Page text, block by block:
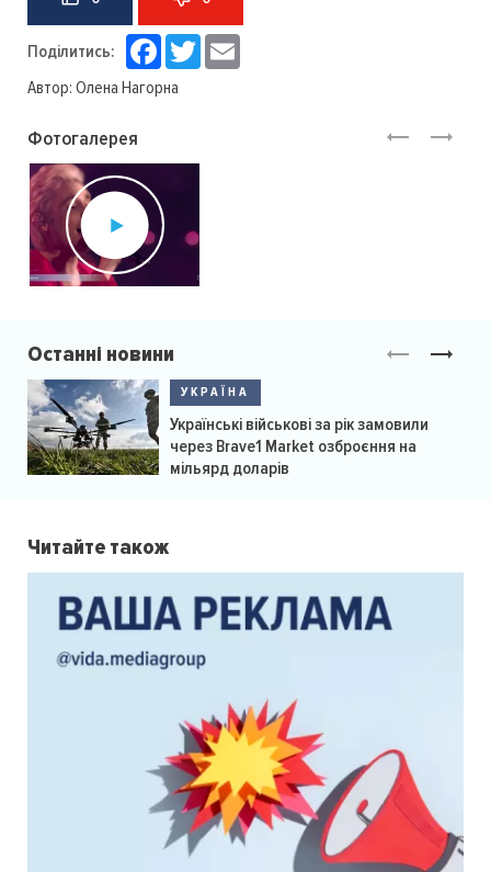
Поділитись: Facebook
Twitter
Автор: Олена Нагорна
Фотогалерея
Останні новини
УКРАЇНА
Українські військові за рік замовили
через Brave1 Market озброєння на
мільярд доларів
Читайте також